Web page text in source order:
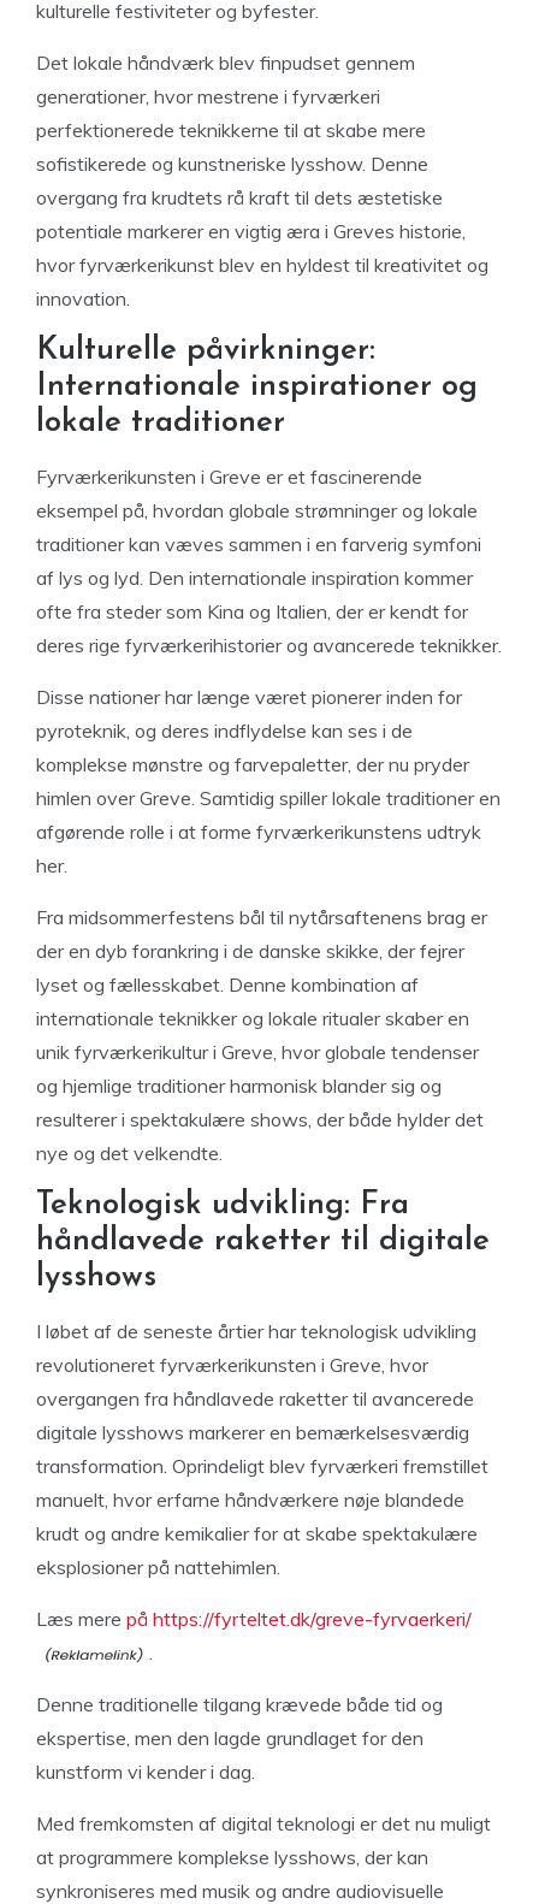
kulturelle festiviteter og byfester.
Det lokale håndværk blev finpudset gennem
generationer, hvor mestrene i fyrværkeri
perfektionerede teknikkerne til at skabe mere
sofistikerede og kunstneriske lysshow. Denne
overgang fra krudtets rå kraft til dets æstetiske
potentiale markerer en vigtig æra i Greves historie,
hvor fyrværkerikunst blev en hyldest til kreativitet og
innovation.
Kulturelle påvirkninger:
Internationale inspirationer og
lokale traditioner
Fyrværkerikunsten i Greve er et fascinerende
eksempel på, hvordan globale strømninger og lokale
traditioner kan væves sammen i en farverig symfoni
af lys og lyd. Den internationale inspiration kommer
ofte fra steder som Kina og Italien, der er kendt for
deres rige fyrværkerihistorier og avancerede teknikker.
Disse nationer har længe været pionerer inden for
pyroteknik, og deres indflydelse kan ses i de
komplekse mønstre og farvepaletter, der nu pryder
himlen over Greve. Samtidig spiller lokale traditioner en
afgørende rolle i at forme fyrværkerikunstens udtryk
her.
Fra midsommerfestens bål til nytårsaftenens brag er
der en dyb forankring i de danske skikke, der fejrer
lyset og fællesskabet. Denne kombination af
internationale teknikker og lokale ritualer skaber en
unik fyrværkerikultur i Greve, hvor globale tendenser
og hjemlige traditioner harmonisk blander sig og
resulterer i spektakulære shows, der både hylder det
nye og det velkendte.
Teknologisk udvikling: Fra
håndlavede raketter til digitale
lysshows
I løbet af de seneste årtier har teknologisk udvikling
revolutioneret fyrværkerikunsten i Greve, hvor
overgangen fra håndlavede raketter til avancerede
digitale lysshows markerer en bemærkelsesværdig
transformation. Oprindeligt blev fyrværkeri fremstillet
manuelt, hvor erfarne håndværkere nøje blandede
krudt og andre kemikalier for at skabe spektakulære
eksplosioner på nattehimlen.
Læs mere på https://fyrteltet.dk/greve-fyrvaerkeri/
Denne traditionelle tilgang krævede både tid og
ekspertise, men den lagde grundlaget for den
kunstform vi kender i dag.
Med fremkomsten af digital teknologi er det nu muligt
at programmere komplekse lysshows, der kan
synkroniseres med musik og andre audiovisuelle